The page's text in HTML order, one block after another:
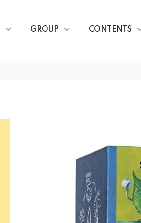
GROUP CONTENTS